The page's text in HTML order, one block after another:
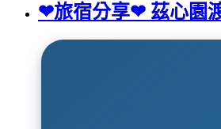
❤旅宿分享❤ 茲心園